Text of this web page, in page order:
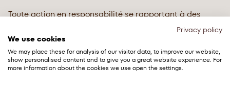
Toute action en responsabilité se rapportant à des
dommages matériels ou immatériels consécutifs à
l’accès, l’utilisation ou la non-utilisation des
informations publiées, à une utilisation abusive de la
connexion ou à des incidents techniques, est exclue.
Privacy policy
We use cookies
We may place these for analysis of our visitor data, to improve our website,
show personalised content and to give you a great website experience. For
more information about the cookies we use open the settings.